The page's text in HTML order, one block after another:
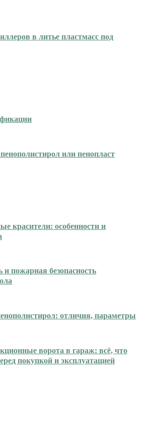
в литье пластмасс под
или пенопласт
красители: особенности и
и пожарная безопасность
отличия, параметры
ворота в гараж: всё, что
покупкой и эксплуатацией